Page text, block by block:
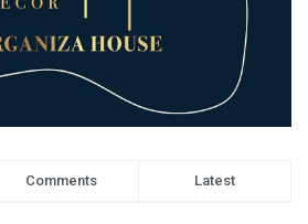
Comments Latest